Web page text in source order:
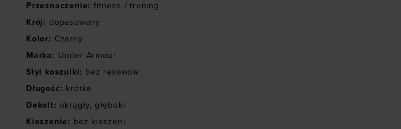
Przeznaczenie: fitness / trening
Krój: dopasowany
Kolor: Czarny
Marka: Under Armour
Styl koszulki: bez rękawów
Długość: krótka
Dekolt: okrągły, głęboki
Kieszenie: bez kieszeni